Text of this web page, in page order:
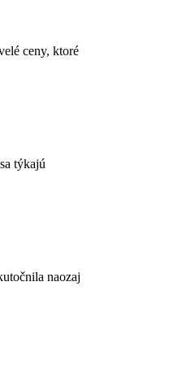
ceny, ktoré
týkajú
naozaj